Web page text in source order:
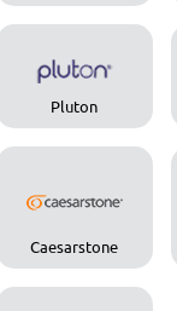
Pluton
Caesarstone